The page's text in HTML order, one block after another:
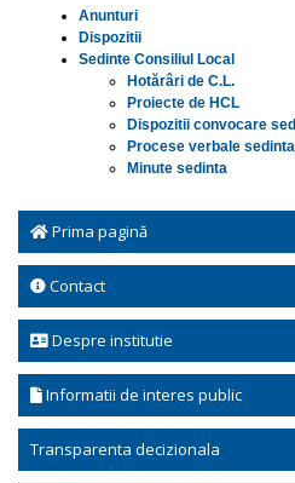
Prima pagină
Contact
Despre institutie
Informatii de interes public
Transparenta decizionala
Anunturi
Dispozitii
Sedinte Consiliul Local
Hotărâri de C.L.
Proiecte de HCL
Dispozitii convocare
Procese verbale sedinta
Minute sedinta